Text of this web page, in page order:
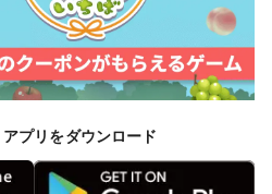
プリをダウンロード